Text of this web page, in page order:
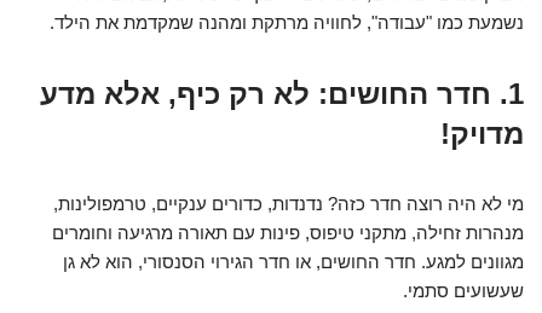
נשמעת כמו "עבודה", לחוויה מרתקת ומהנה שמקדמת את הילד.
1. חדר החושים: לא רק כיף, אלא מדע
מדויק!
מי לא היה רוצה חדר כזה? נדנדות, כדורים ענקיים, טרמפולינות,
מנהרות זחילה, מתקני טיפוס, פינות עם תאורה מרגיעה וחומרים
מגוונים למגע. חדר החושים, או חדר הגירוי הסנסורי, הוא לא גן
שעשועים סתמי.